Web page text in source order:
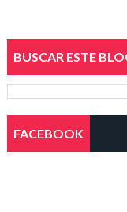
BUSCAR ESTE
FACEBOOK